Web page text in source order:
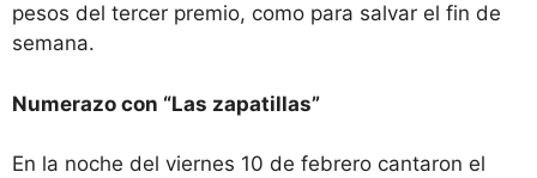
pesos del tercer premio, como para salvar el fin de
semana.
Numerazo con “Las zapatillas”
En la noche del viernes 10 de febrero cantaron el